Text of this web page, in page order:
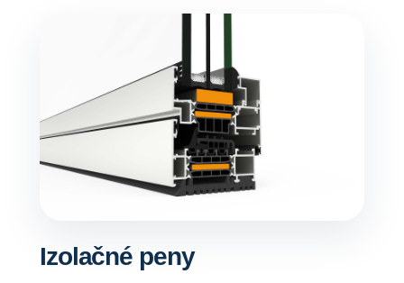
Izolačné peny